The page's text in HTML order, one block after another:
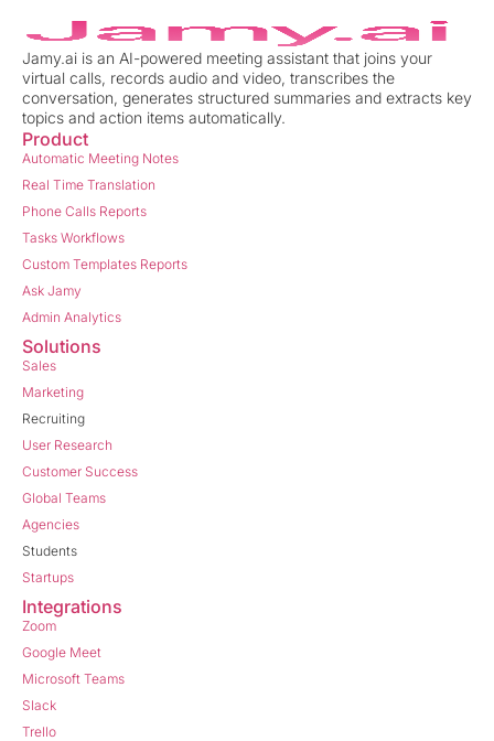
Jamy.ai is an AI-powered meeting assistant that joins your
virtual calls, records audio and video, transcribes the
conversation, generates structured summaries and extracts key
topics and action items automatically.
Product
Automatic Meeting Notes
Real Time Translation
Phone Calls Reports
Tasks Workflows
Custom Templates Reports
Ask Jamy
Admin Analytics
Solutions
Sales
Marketing
Recruiting
User Research
Customer Success
Global Teams
Agencies
Students
Startups
Integrations
Zoom
Google Meet
Microsoft Teams
Slack
Trello